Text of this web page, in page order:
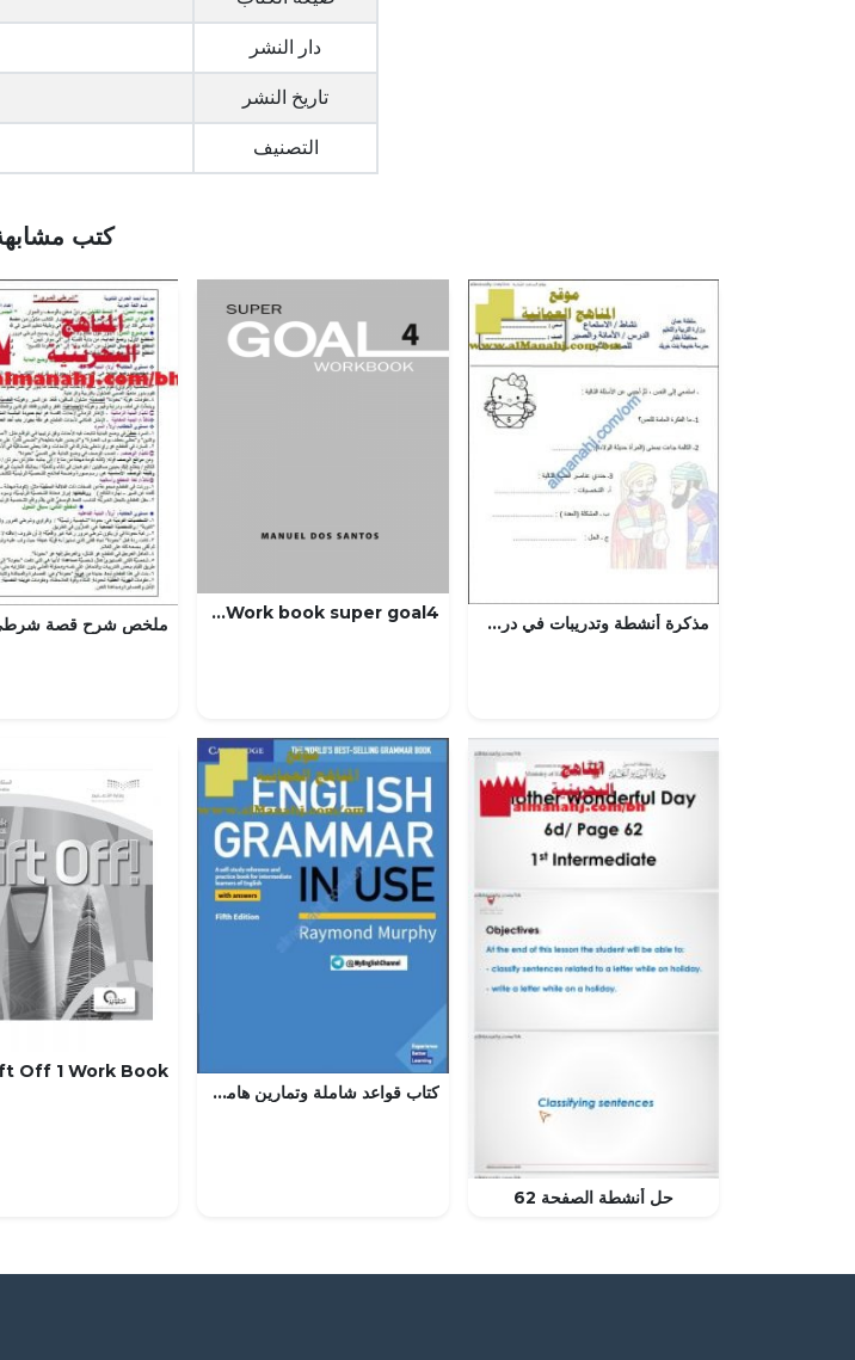
دار النشر
تاريخ النشر
التصنيف
كتب
مذكرة أنشطة وتدريبات في درس الأمانة والصبر (استماع) (لغة عربية) الثامن
Work book super goal4 – المنهاج السعودي
حل أنشطة الصفحة 62
كتاب قواعد شاملة وتمارين هامة (للطالب والمعلم) (لغة انجليزية) الحادي عشر